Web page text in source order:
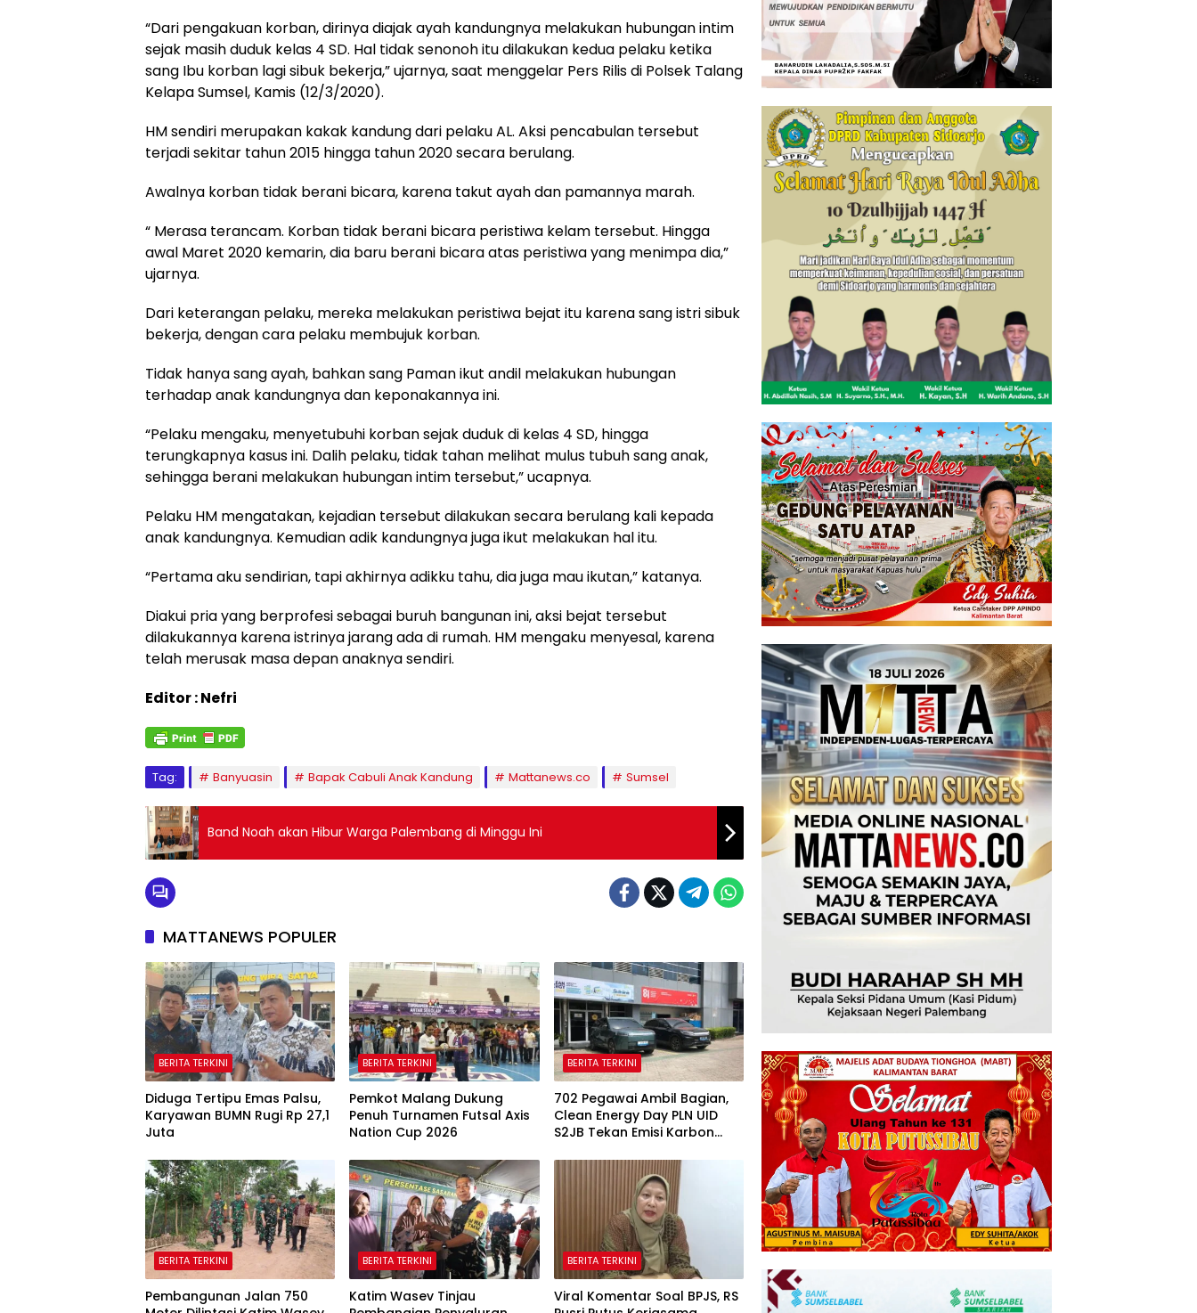
“Dari pengakuan korban, dirinya diajak ayah kandungnya melakukan hubungan intim
sejak masih duduk kelas 4 SD. Hal tidak senonoh itu dilakukan kedua pelaku ketika
sang Ibu korban lagi sibuk bekerja,” ujarnya, saat menggelar Pers Rilis di Polsek Talang
Kelapa Sumsel, Kamis (12/3/2020).
HM sendiri merupakan kakak kandung dari pelaku AL. Aksi pencabulan tersebut
terjadi sekitar tahun 2015 hingga tahun 2020 secara berulang.
Awalnya korban tidak berani bicara, karena takut ayah dan pamannya marah.
“ Merasa terancam. Korban tidak berani bicara peristiwa kelam tersebut. Hingga
awal Maret 2020 kemarin, dia baru berani bicara atas peristiwa yang menimpa dia,”
ujarnya.
Dari keterangan pelaku, mereka melakukan peristiwa bejat itu karena sang istri sibuk
bekerja, dengan cara pelaku membujuk korban.
Tidak hanya sang ayah, bahkan sang Paman ikut andil melakukan hubungan
terhadap anak kandungnya dan keponakannya ini.
“Pelaku mengaku, menyetubuhi korban sejak duduk di kelas 4 SD, hingga
terungkapnya kasus ini. Dalih pelaku, tidak tahan melihat mulus tubuh sang anak,
sehingga berani melakukan hubungan intim tersebut,” ucapnya.
Pelaku HM mengatakan, kejadian tersebut dilakukan secara berulang kali kepada
anak kandungnya. Kemudian adik kandungnya juga ikut melakukan hal itu.
“Pertama aku sendirian, tapi akhirnya adikku tahu, dia juga mau ikutan,” katanya.
Diakui pria yang berprofesi sebagai buruh bangunan ini, aksi bejat tersebut
dilakukannya karena istrinya jarang ada di rumah. HM mengaku menyesal, karena
telah merusak masa depan anaknya sendiri.
Editor : Nefri
Tag: Banyuasin Bapak Cabuli Anak Kandung Mattanews.co Sumsel
Band Noah akan Hibur Warga Palembang di Minggu Ini
MATTANEWS POPULER
BERITA TERKINI
Diduga Tertipu Emas Palsu,
Karyawan BUMN Rugi Rp 27,1
Juta
BERITA TERKINI
Pemkot Malang Dukung
Penuh Turnamen Futsal Axis
Nation Cup 2026
BERITA TERKINI
702 Pegawai Ambil Bagian,
Clean Energy Day PLN UID
S2JB Tekan Emisi Karbon
BERITA TERKINI
Pembangunan Jalan 750
BERITA TERKINI
Katim Wasev Tinjau
BERITA TERKINI
Viral Komentar Soal BPJS, RS